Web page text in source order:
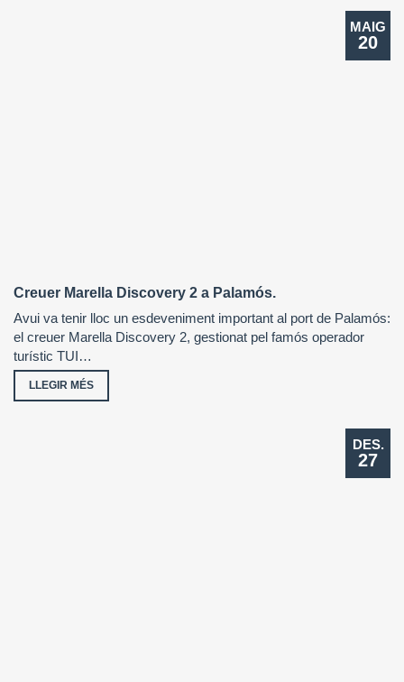
MAIG
20
Creuer Marella Discovery 2 a Palamós.
Avui va tenir lloc un esdeveniment important al port de Palamós:
el creuer Marella Discovery 2, gestionat pel famós operador
turístic TUI…
LLEGIR MÉS
DES.
27